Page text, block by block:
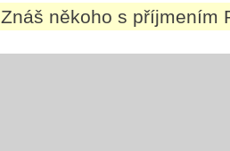
Znáš někoho s příjmením